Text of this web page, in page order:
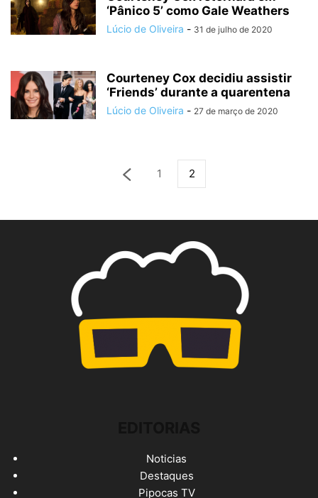
‘Pânico 5’ como Gale Weathers
Lúcio de Oliveira - 31 de julho de 2020
Courteney Cox decidiu assistir
‘Friends’ durante a quarentena
Lúcio de Oliveira - 27 de março de 2020
1 2
Noticias
Destaques
Pipocas TV